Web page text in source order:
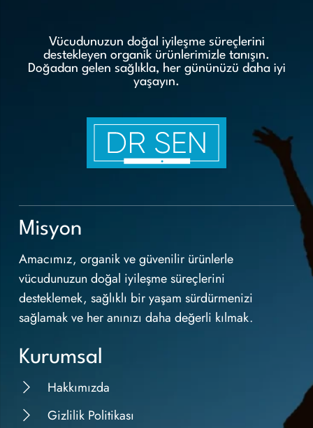
Vücudunuzun doğal iyileşme süreçlerini
destekleyen organik ürünlerimizle tanışın.
Doğadan gelen sağlıkla, her gününüzü daha iyi
yaşayın.
Misyon
Amacımız, organik ve güvenilir ürünlerle
vücudunuzun doğal iyileşme süreçlerini
desteklemek, sağlıklı bir yaşam sürdürmenizi
sağlamak ve her anınızı daha değerli kılmak.
Kurumsal
Hakkımızda
Gizlilik Politikası